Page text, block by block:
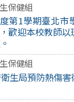
保健組
第1學期臺北市
歡迎本校教師
保健組
生局預防熱傷